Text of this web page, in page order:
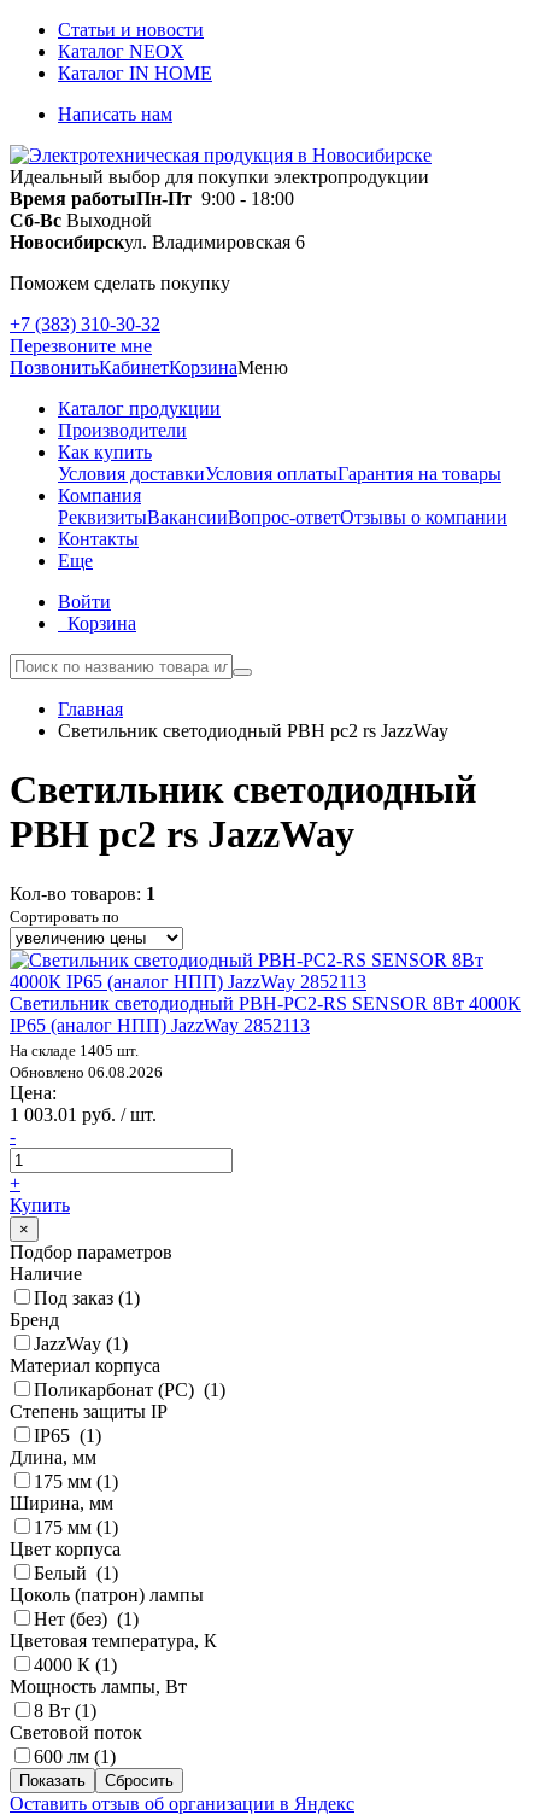
Статьи и новости
Каталог NEOX
Каталог IN HOME
Написать нам
Идеальный выбор для покупки электропродукции
Время работыПн-Пт 9:00 - 18:00
Сб-Вс Выходной
Новосибирскул. Владимировская 6
Поможем сделать покупку
+7 (383) 310-30-32
Перезвоните мне
ПозвонитьКабинетКорзинаМеню
Каталог продукции
Производители
Как купить
Условия доставкиУсловия оплатыГарантия на товары
Компания
РеквизитыВакансииВопрос-ответОтзывы о компании
Контакты
Еще
Войти
Корзина
Главная
Светильник светодиодный PBH pc2 rs JazzWay
Светильник светодиодный
PBH pc2 rs JazzWay
Кол-во товаров: 1
Сортировать по
Светильник светодиодный PBH-PC2-RS SENSOR 8Вт 4000К
IP65 (аналог НПП) JazzWay 2852113
На складе 1405 шт.
Обновлено 06.08.2026
Цена:
1 003.01 руб. / шт.
-
+
Купить
×
Подбор параметров
Наличие
Под заказ (1)
Бренд
JazzWay (1)
Материал корпуса
Поликарбонат (PC) (1)
Степень защиты IP
IP65 (1)
Длина, мм
175 мм (1)
Ширина, мм
175 мм (1)
Цвет корпуса
Белый (1)
Цоколь (патрон) лампы
Нет (без) (1)
Цветовая температура, К
4000 К (1)
Мощность лампы, Вт
8 Вт (1)
Световой поток
600 лм (1)
Оставить отзыв об организации в Яндекс